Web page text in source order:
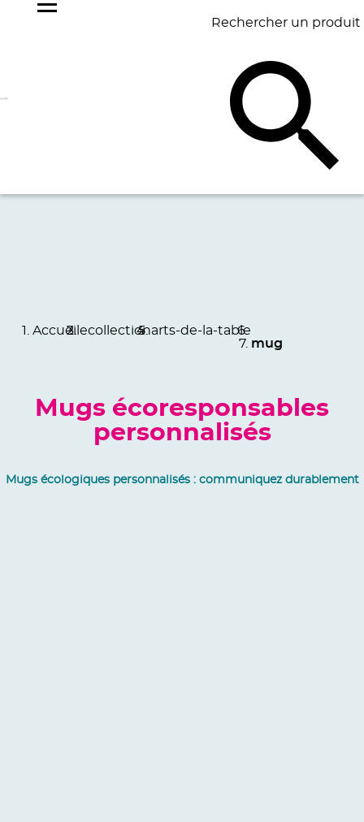
Rechercher un produit
BAGAGERIE BUREAU
Accueil ecollectionarts-de-la-table
mug
Mugs écoresponsables
personnalisés
Mugs écologiques personnalisés : communiquez durablement